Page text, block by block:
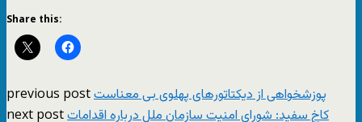
Share this:
previous postپوزشخواهی از دیکتاتورهای پهلوی بی معناست
next postکاخ سفید: شورای امنیت سازمان ملل درباره اقدامات